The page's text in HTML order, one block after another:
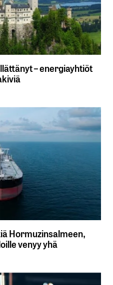
– energiayhtiöt
Hormuzinsalmeen,
venyy yhä